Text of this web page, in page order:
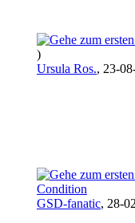
)
Ursula Ros., 23-
Condition
GSD-fanatic, 28-